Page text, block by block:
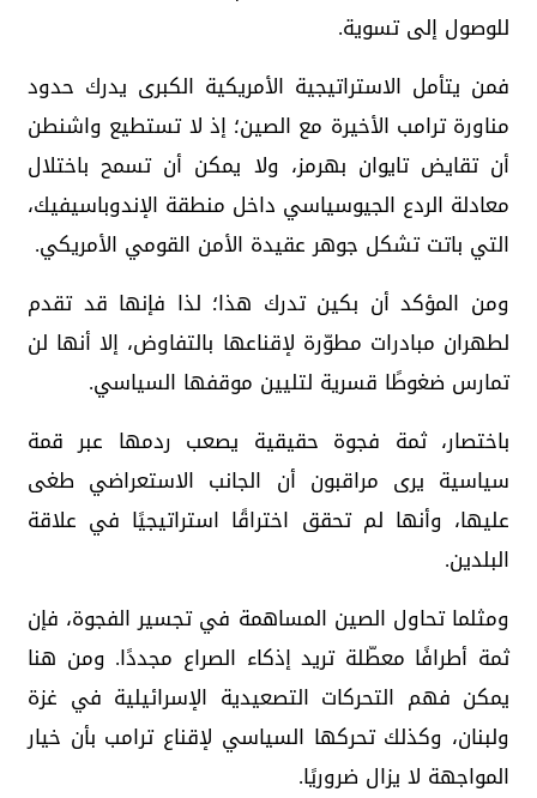
للوصول إلى تسوية.
فمن يتأمل الاستراتيجية الأمريكية الكبرى يدرك حدود
مناورة ترامب الأخيرة مع الصين؛ إذ لا تستطيع واشنطن
أن تقايض تايوان بهرمز، ولا يمكن أن تسمح باختلال
معادلة الردع الجيوسياسي داخل منطقة الإندوباسيفيك،
التي باتت تشكل جوهر عقيدة الأمن القومي الأمريكي.
ومن المؤكد أن بكين تدرك هذا؛ لذا فإنها قد تقدم
لطهران مبادرات مطوّرة لإقناعها بالتفاوض، إلا أنها لن
تمارس ضغوطًا قسرية لتليين موقفها السياسي.
باختصار، ثمة فجوة حقيقية يصعب ردمها عبر قمة
سياسية يرى مراقبون أن الجانب الاستعراضي طغى
عليها، وأنها لم تحقق اختراقًا استراتيجيًا في علاقة
البلدين.
ومثلما تحاول الصين المساهمة في تجسير الفجوة، فإن
ثمة أطرافًا معطّلة تريد إذكاء الصراع مجددًا. ومن هنا
يمكن فهم التحركات التصعيدية الإسرائيلية في غزة
ولبنان، وكذلك تحركها السياسي لإقناع ترامب بأن خيار
المواجهة لا يزال ضروريًا.